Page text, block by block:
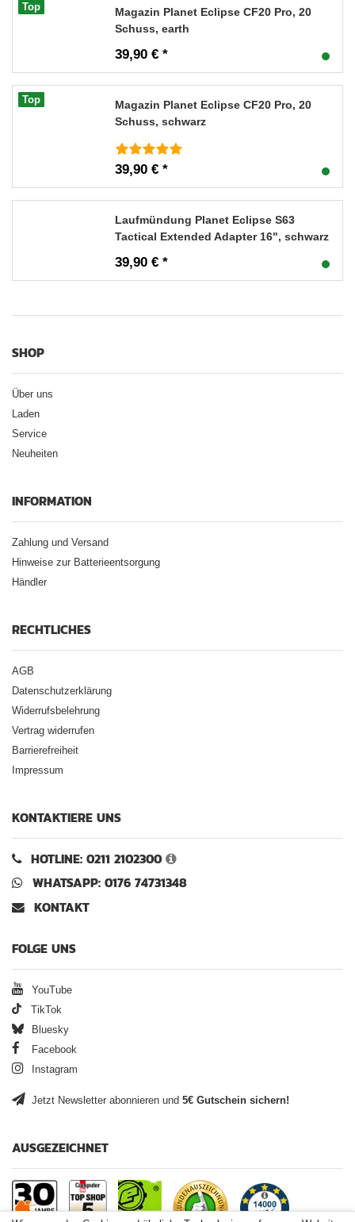
Top
Magazin Planet Eclipse CF20 Pro, 20
Schuss, earth
39,90 € *
Top
Magazin Planet Eclipse CF20 Pro, 20
Schuss, schwarz
39,90 € *
Laufmündung Planet Eclipse S63
Tactical Extended Adapter 16", schwarz
39,90 € *
SHOP
Über uns
Laden
Service
Neuheiten
INFORMATION
Zahlung und Versand
Hinweise zur Batterieentsorgung
Händler
RECHTLICHES
AGB
Datenschutzerklärung
Widerrufsbelehrung
Vertrag widerrufen
Barrierefreiheit
Impressum
KONTAKTIERE UNS
HOTLINE: 0211 2102300
WHATSAPP: 0176 74731348
KONTAKT
FOLGE UNS
YouTube
TikTok
Bluesky
Facebook
Instagram
Jetzt Newsletter abonnieren und 5€ Gutschein sichern!
AUSGEZEICHNET